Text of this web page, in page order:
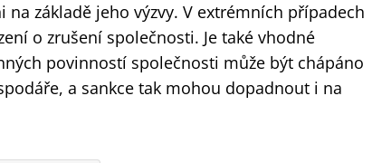
na základě jeho výzvy. V extrémních případech
o zrušení společnosti. Je také vhodné
povinností společnosti může být chápáno
a sankce tak mohou dopadnout i na